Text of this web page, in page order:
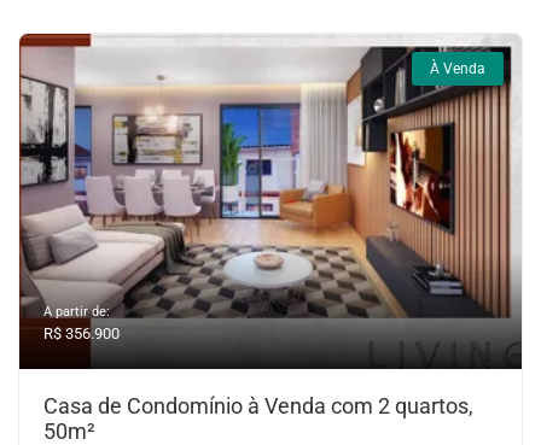
À Venda
A partir de:
R$ 356.900
Casa de Condomínio à Venda com 2 quartos,
50m²